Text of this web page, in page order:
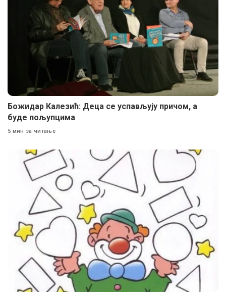
Божидар Калезић: Деца се успављују причом, а
буде пољупцима
5 мин за читање